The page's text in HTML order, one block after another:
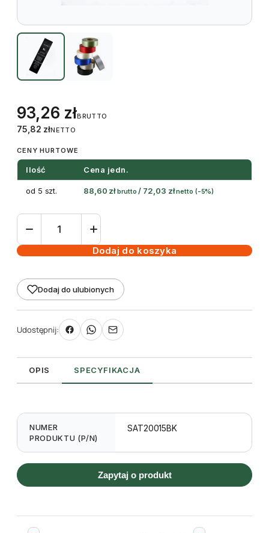
93,26 złBRUTTO
75,82 złNETTO
CENY HURTOWE
Ilość Cena jedn.
od 5 szt. 88,60 zł brutto / 72,03 zł netto (-5%)
ilość
czarna
x
200m
do
zadruku
Dodaj do koszyka
Dodaj do ulubionych
Udostępnij:
OPIS SPECYFIKACJA
NUMER
PRODUKTU (P/N)
SAT20015BK
Zapytaj o produkt